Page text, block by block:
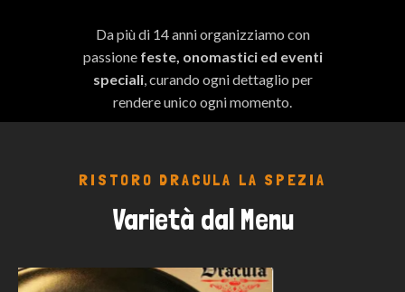
Da più di 14 anni organizziamo con
passione feste, onomastici ed eventi
speciali, curando ogni dettaglio per
rendere unico ogni momento.
RISTORO DRACULA LA SPEZIA
Varietà dal Menu